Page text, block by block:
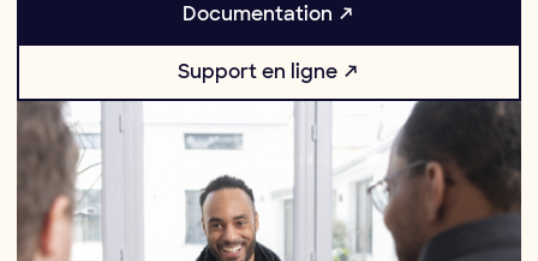
Documentation ↗
Support en ligne ↗